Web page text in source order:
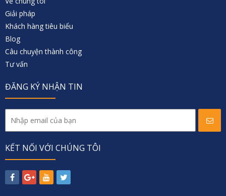
Giải pháp
Khách hàng tiêu biểu
Blog
Câu chuyện thành công
Tư vấn
ĐĂNG KÝ NHẬN TIN
KẾT NỐI VỚI CHÚNG TÔI